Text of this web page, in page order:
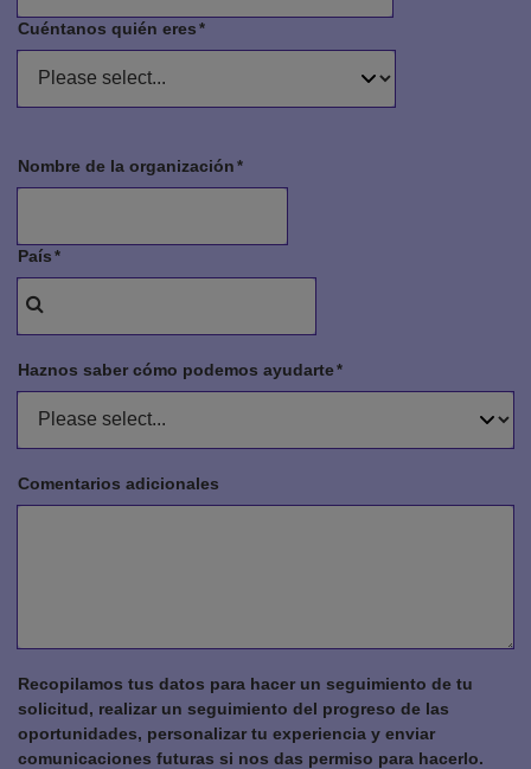
Cuéntanos quién eres
Nombre de la organización
País
Haznos saber cómo podemos ayudarte
Comentarios adicionales
Recopilamos tus datos para hacer un seguimiento de tu
solicitud, realizar un seguimiento del progreso de las
oportunidades, personalizar tu experiencia y enviar
comunicaciones futuras si nos das permiso para hacerlo.